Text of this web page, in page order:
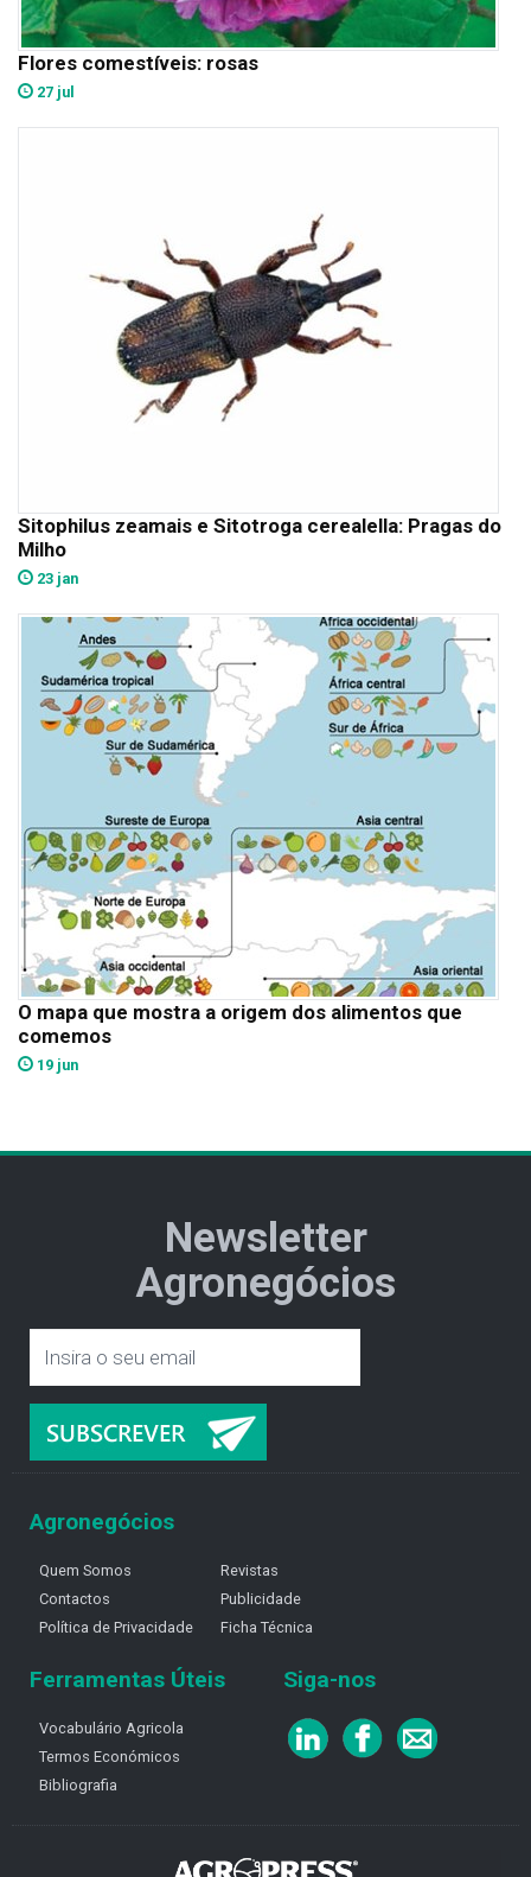
Flores comestíveis: rosas
27 jul
Sitophilus zeamais e Sitotroga cerealella: Pragas do
Milho
23 jan
O mapa que mostra a origem dos alimentos que
comemos
19 jun
Newsletter
Agronegócios
Agronegócios
Quem Somos
Contactos
Política de Privacidade
Revistas
Publicidade
Ficha Técnica
Ferramentas Úteis
Vocabulário Agricola
Termos Económicos
Bibliografia
Siga-nos